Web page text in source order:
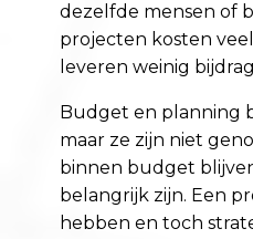
dezelfde mensen of
projecten kosten
leveren weinig
Budget en planning
maar ze zijn niet
binnen budget
belangrijk zijn. Een
hebben en toch